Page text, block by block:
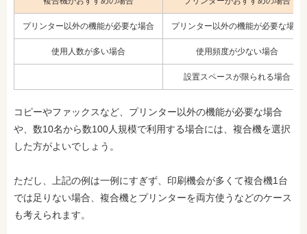
プリンター以外の機能が必要な場合 プリンター以外の機能が必要な場合
使用人数が多い場合 使用頻度が少ない場合
設置スペースが限られる場合
コピーやファックスなど、プリンター以外の機能が必要な場合
や、数10名から数100人規模で利用する場合には、複合機を選択
した方がよいでしょう。
ただし、上記の例は一例にすぎず、印刷機会が多くて複合機1台
では足りない場合、複合機とプリンターを両方使うなどのケース
も考えられます。